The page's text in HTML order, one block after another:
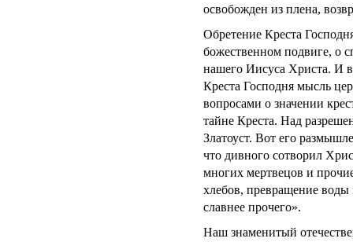
освобожден из плена,
Обретение Креста
божественном подвиге, о
нашего Иисуса Христа. И
Креста Господня мысль
вопросами о значении
тайне Креста. Над
Златоуст. Вот его
что дивного сотворил
многих мертвецов и
хлебов, превращение
славнее прочего».
Наш знаменитый